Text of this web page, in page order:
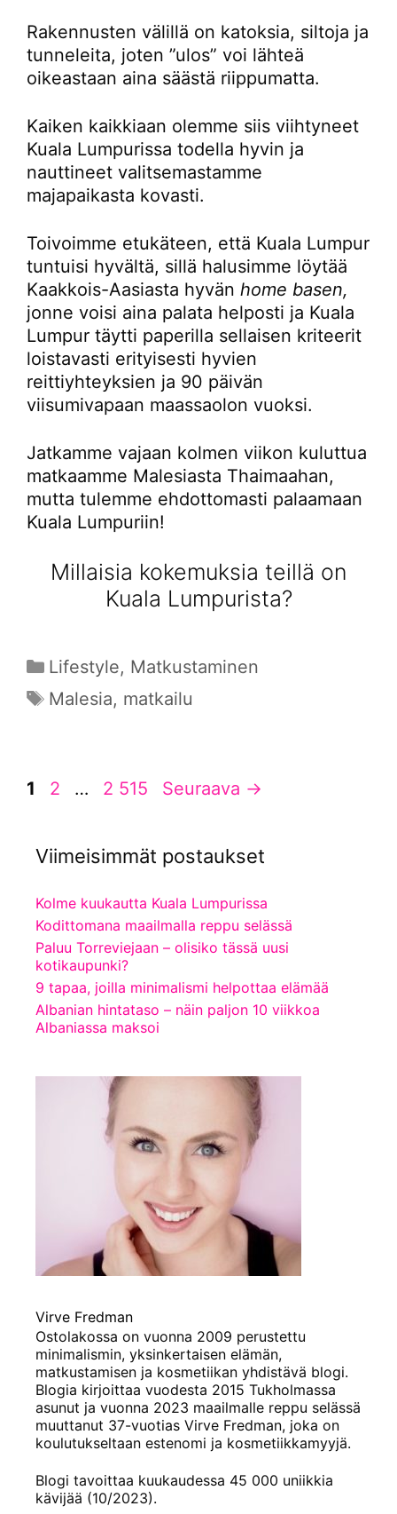
Rakennusten välillä on katoksia, siltoja ja
tunneleita, joten ”ulos” voi lähteä
oikeastaan aina säästä riippumatta.
Kaiken kaikkiaan olemme siis viihtyneet
Kuala Lumpurissa todella hyvin ja
nauttineet valitsemastamme
majapaikasta kovasti.
Toivoimme etukäteen, että Kuala Lumpur
tuntuisi hyvältä, sillä halusimme löytää
Kaakkois-Aasiasta hyvän home basen,
jonne voisi aina palata helposti ja Kuala
Lumpur täytti paperilla sellaisen kriteerit
loistavasti erityisesti hyvien
reittiyhteyksien ja 90 päivän
viisumivapaan maassaolon vuoksi.
Jatkamme vajaan kolmen viikon kuluttua
matkaamme Malesiasta Thaimaahan,
mutta tulemme ehdottomasti palaamaan
Kuala Lumpuriin!
Millaisia kokemuksia teillä on
Kuala Lumpurista?
Kategoriat
Lifestyle, Matkustaminen
Avainsanat
Malesia, matkailu
Sivu
1 Sivu
2 … Sivu
2 515 Seuraava →
Viimeisimmät postaukset
Kolme kuukautta Kuala Lumpurissa
Kodittomana maailmalla reppu selässä
Paluu Torreviejaan – olisiko tässä uusi
kotikaupunki?
9 tapaa, joilla minimalismi helpottaa elämää
Albanian hintataso – näin paljon 10 viikkoa
Albaniassa maksoi
Virve Fredman
Ostolakossa on vuonna 2009 perustettu
minimalismin, yksinkertaisen elämän,
matkustamisen ja kosmetiikan yhdistävä blogi.
Blogia kirjoittaa vuodesta 2015 Tukholmassa
asunut ja vuonna 2023 maailmalle reppu selässä
muuttanut 37-vuotias Virve Fredman, joka on
koulutukseltaan estenomi ja kosmetiikkamyyjä.
Blogi tavoittaa kuukaudessa 45 000 uniikkia
kävijää (10/2023).